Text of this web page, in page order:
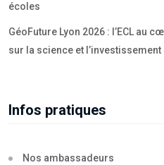
écoles
GéoFuture Lyon 2026 : l’ECL au
sur la science et
Infos pratiques
Nos ambassadeurs